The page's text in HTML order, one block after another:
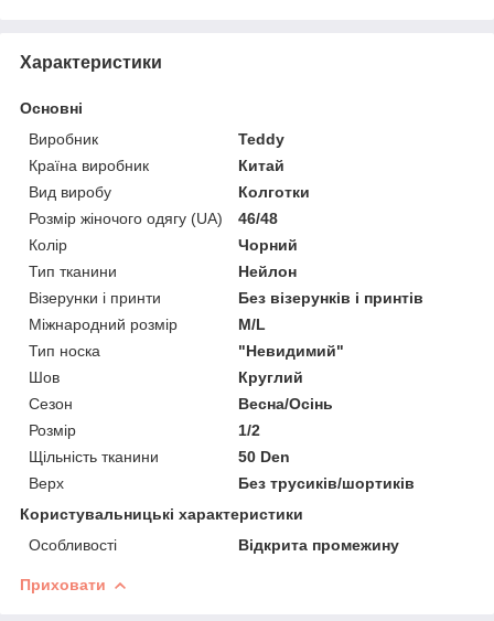
Характеристики
Основні
Виробник
Teddy
Країна виробник
Китай
Вид виробу
Колготки
Розмір жіночого одягу (UA)
46/48
Колір
Чорний
Тип тканини
Нейлон
Візерунки і принти
Без візерунків і принтів
Міжнародний розмір
M/L
Тип носка
"Невидимий"
Шов
Круглий
Сезон
Весна/Осінь
Розмір
1/2
Щільність тканини
50 Den
Верх
Без трусиків/шортиків
Користувальницькі характеристики
Особливості
Відкрита промежину
Приховати